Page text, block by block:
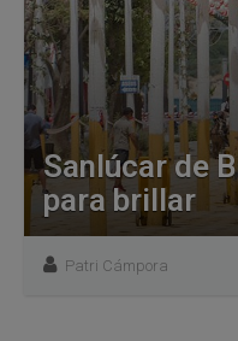
Sanlúcar de
para brillar
Patri Cámpora